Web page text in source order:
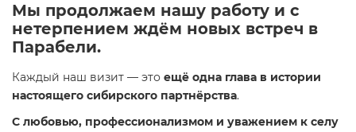
Мы продолжаем нашу работу и с
нетерпением ждём новых встреч в
Парабели.
Каждый наш визит — это ещё одна глава в истории
настоящего сибирского партнёрства.
С любовью, профессионализмом и уважением к селу